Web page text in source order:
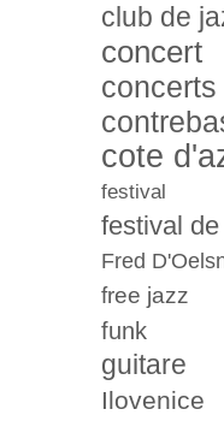
club de
concert
concerts
cote
festival
festival
Fred
free jazz
funk
guitare
Ilovenice